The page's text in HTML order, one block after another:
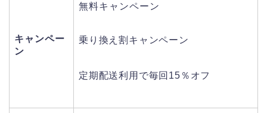
キャンペー
ン
無料キャンペーン
乗り換え割キャンペーン
定期配送利用で毎回15％オフ